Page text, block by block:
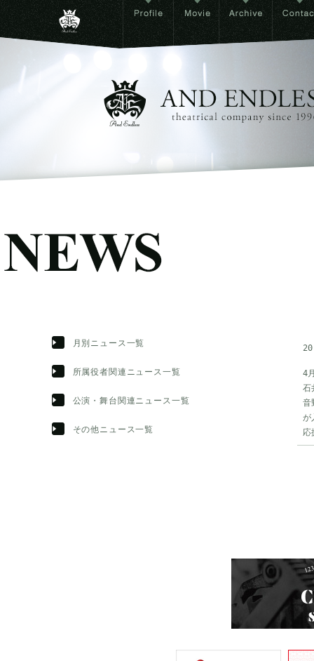
月別ニュース一覧
所属役者関連ニュース一覧
公演・舞台関連ニュース一覧
その他ニュース一覧
4
石
音
が